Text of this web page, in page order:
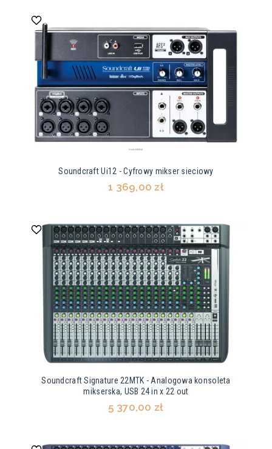
Soundcraft Ui12 - Cyfrowy mikser sieciowy
1 369,00 zł
Soundcraft Signature 22MTK - Analogowa konsoleta
mikserska, USB 24 in x 22 out
5 370,00 zł